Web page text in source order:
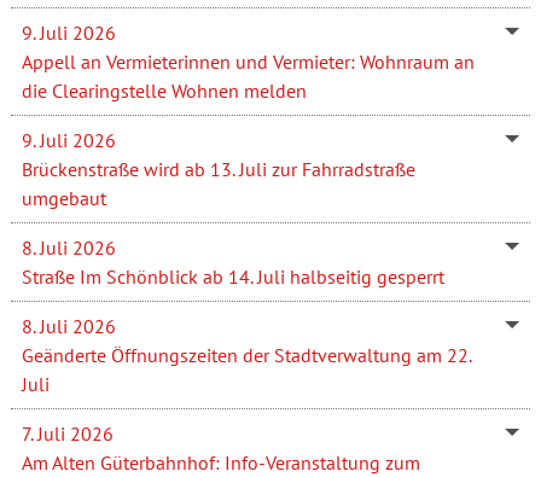
9. Juli 2026
Appell an Vermieterinnen und Vermieter: Wohnraum an
die Clearingstelle Wohnen melden
9. Juli 2026
Brückenstraße wird ab 13. Juli zur Fahrradstraße
umgebaut
8. Juli 2026
Straße Im Schönblick ab 14. Juli halbseitig gesperrt
8. Juli 2026
Geänderte Öffnungszeiten der Stadtverwaltung am 22.
Juli
7. Juli 2026
Am Alten Güterbahnhof: Info-Veranstaltung zum